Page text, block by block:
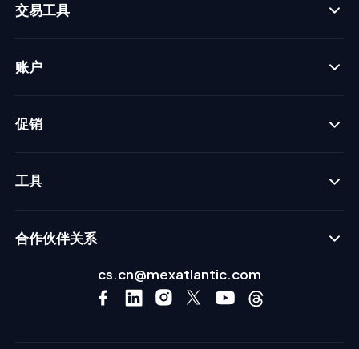
交易工具
账户
促销
工具
合作伙伴关系
cs.cn@mexatlantic.com